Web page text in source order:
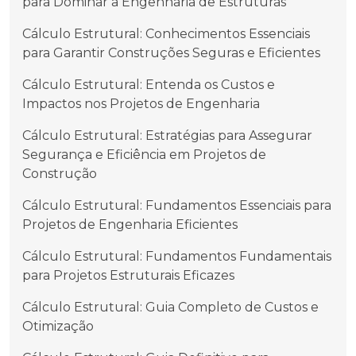
Cálculo Estrutural: Conhecimentos Essenciais
para Garantir Construções Seguras e Eficientes
Cálculo Estrutural: Entenda os Custos e
Impactos nos Projetos de Engenharia
Cálculo Estrutural: Estratégias para Assegurar
Segurança e Eficiência em Projetos de
Construção
Cálculo Estrutural: Fundamentos Essenciais para
Projetos de Engenharia Eficientes
Cálculo Estrutural: Fundamentos Fundamentais
para Projetos Estruturais Eficazes
Cálculo Estrutural: Guia Completo de Custos e
Otimização